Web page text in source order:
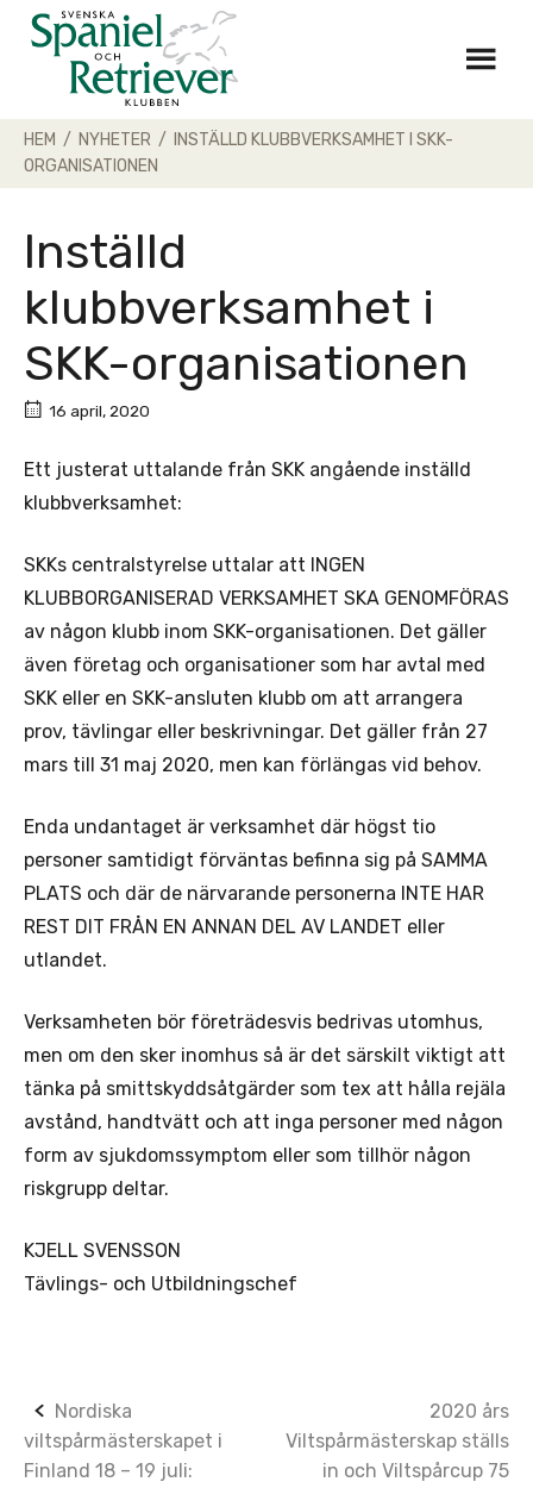
Skip
HEM / NYHETER /
INSTÄLLD KLUBBVERKSAMHET I SKK-
ORGANISATIONEN
Inställd
klubbverksamhet i
SKK-organisationen
16 april, 2020
Ett justerat uttalande från SKK angående inställd
klubbverksamhet:
SKKs centralstyrelse uttalar att INGEN
KLUBBORGANISERAD VERKSAMHET SKA GENOMFÖRAS
av någon klubb inom SKK-organisationen. Det gäller
även företag och organisationer som har avtal med
SKK eller en SKK-ansluten klubb om att arrangera
prov, tävlingar eller beskrivningar. Det gäller från 27
mars till 31 maj 2020, men kan förlängas vid behov.
Enda undantaget är verksamhet där högst tio
personer samtidigt förväntas befinna sig på SAMMA
PLATS och där de närvarande personerna INTE HAR
REST DIT FRÅN EN ANNAN DEL AV LANDET eller
utlandet.
Verksamheten bör företrädesvis bedrivas utomhus,
men om den sker inomhus så är det särskilt viktigt att
tänka på smittskyddsåtgärder som tex att hålla rejäla
avstånd, handtvätt och att inga personer med någon
form av sjukdomssymptom eller som tillhör någon
riskgrupp deltar.
KJELL SVENSSON
Tävlings- och Utbildningschef
Post
navigation
Nordiska
viltspårmästerskapet i
Finland 18 – 19 juli:
2020 års
Viltspårmästerskap ställs
in och Viltspårcup 75